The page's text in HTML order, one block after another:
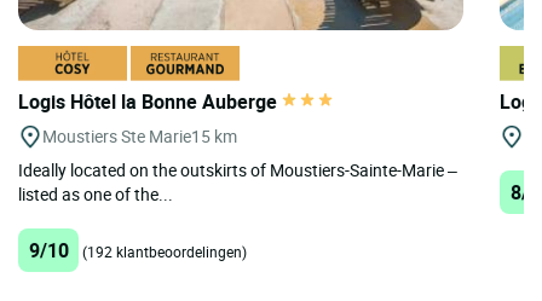
Logis Hôtel la Bonne Auberge
Moustiers Ste Marie15 km
Ideally located on the outskirts of Moustiers-Sainte-Marie –
listed as one of the...
9/10 (192 klantbeoordelingen)
8/